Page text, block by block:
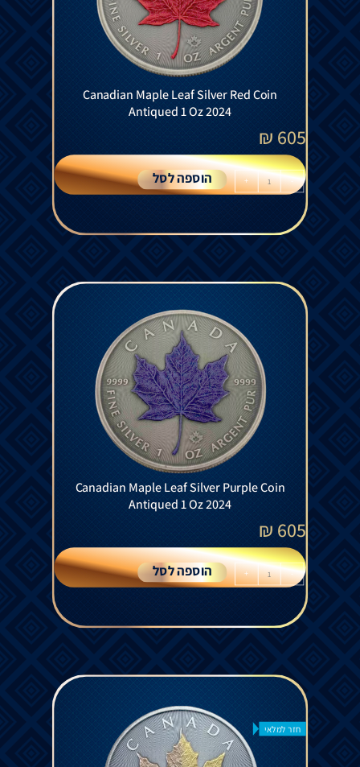
Canadian Maple Leaf Silver Red Coin
Antiqued 1 Oz 2024
605
₪
-
+ הוספה לסל
Canadian Maple Leaf Silver Purple Coin
Antiqued 1 Oz 2024
605
₪
-
+ הוספה לסל
חזר למלאי